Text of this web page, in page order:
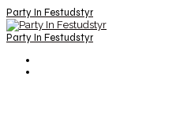
Party In Festudstyr
Party In Festudstyr